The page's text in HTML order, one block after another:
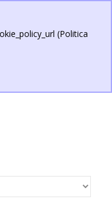
(Politica